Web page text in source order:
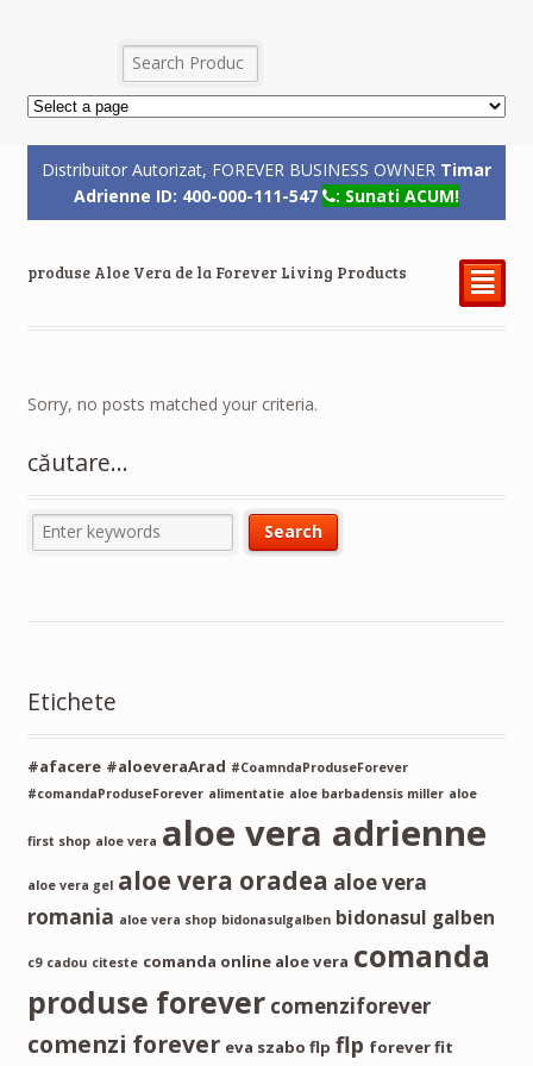
Distribuitor Autorizat, FOREVER BUSINESS OWNER Timar
Adrienne ID: 400-000-111-547
: Sunati ACUM!
produse Aloe Vera de la Forever Living Products ²
Sorry, no posts matched your criteria.
căutare…
Etichete
#afacere #aloeveraArad #CoamndaProduseForever
#comandaProduseForever alimentatie aloe barbadensis miller aloe
first shop aloe vera aloe vera adrienne
aloe vera gel aloe vera oradea aloe vera
romania aloe vera shop bidonasulgalben bidonasul galben
c9 cadou citeste comanda online aloe vera comanda
produse forever comenziforever
comenzi forever eva szabo flp flp forever fit